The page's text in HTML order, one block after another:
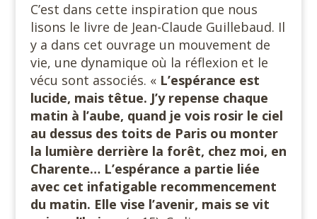
C’est dans cette inspiration que nous
lisons le livre de Jean-Claude Guillebaud. Il
y a dans cet ouvrage un mouvement de
vie, une dynamique où la réflexion et le
vécu sont associés. « L’espérance est
lucide, mais têtue. J’y repense chaque
matin à l’aube, quand je vois rosir le ciel
au dessus des toits de Paris ou monter
la lumière derrière la forêt, chez moi, en
Charente… L’espérance a partie liée
avec cet infatigable recommencement
du matin. Elle vise l’avenir, mais se vit